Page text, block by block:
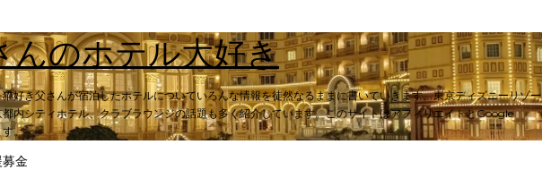
んのホテル大好き
好き父さんが宿泊したホテルについていろんな情報を徒然なるままに書いていきます。東京ディズニーリゾー
内シティホテル、クラブラウンジの話題も多く紹介しています。このサイトはアフィリエイトとGoogle
す。
金